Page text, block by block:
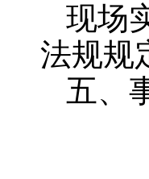
现场
法规规
五、